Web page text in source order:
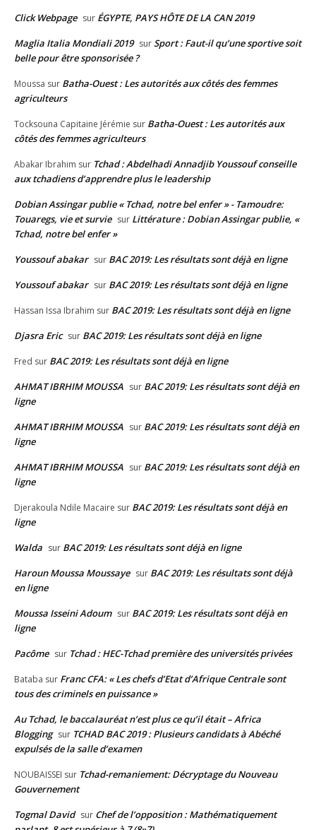
Click Webpage sur ÉGYPTE, PAYS HÔTE DE LA CAN 2019
Maglia Italia Mondiali 2019 surSport : Faut-il qu’une sportive soit
belle pour être sponsorisée ?
Moussa sur Batha-Ouest : Les autorités aux côtés des femmes
agriculteurs
Tocksouna Capitaine Jérémie sur Batha-Ouest : Les autorités aux
côtés des femmes agriculteurs
Abakar Ibrahim sur Tchad : Abdelhadi Annadjib Youssouf conseille
aux tchadiens d’apprendre plus le leadership
Dobian Assingar publie « Tchad, notre bel enfer » - Tamoudre:
Touaregs, vie et survie sur Littérature : Dobian Assingar publie, «
Tchad, notre bel enfer »
Youssouf abakar sur BAC 2019: Les résultats sont déjà en ligne
Youssouf abakar sur BAC 2019: Les résultats sont déjà en ligne
Hassan Issa Ibrahim sur BAC 2019: Les résultats sont déjà en ligne
Djasra Eric sur BAC 2019: Les résultats sont déjà en ligne
Fred sur BAC 2019: Les résultats sont déjà en ligne
AHMAT IBRHIM MOUSSA sur BAC 2019: Les résultats sont déjà en
ligne
AHMAT IBRHIM MOUSSA sur BAC 2019: Les résultats sont déjà en
ligne
AHMAT IBRHIM MOUSSA sur BAC 2019: Les résultats sont déjà en
ligne
Djerakoula Ndile Macaire sur BAC 2019: Les résultats sont déjà en
ligne
Walda sur BAC 2019: Les résultats sont déjà en ligne
Haroun Moussa Moussaye sur BAC 2019: Les résultats sont déjà
en ligne
Moussa Isseini Adoum sur BAC 2019: Les résultats sont déjà en
ligne
Pacôme sur Tchad : HEC-Tchad première des universités privées
Bataba sur Franc CFA: « Les chefs d’Etat d’Afrique Centrale sont
tous des criminels en puissance »
Au Tchad, le baccalauréat n’est plus ce qu’il était – Africa
Blogging sur TCHAD BAC 2019 : Plusieurs candidats à Abéché
expulsés de la salle d’examen
NOUBAISSEI sur Tchad-remaniement: Décryptage du Nouveau
Gouvernement
Togmal David sur Chef de l’opposition : Mathématiquement